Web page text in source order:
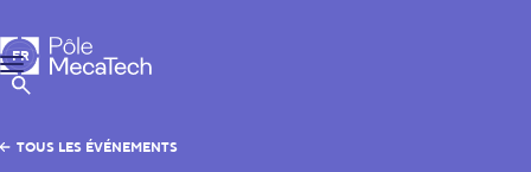
Pôle MecaTech
Menu
Afficher la Recherche
FR
EN
TOUS LES ÉVÉNEMENTS